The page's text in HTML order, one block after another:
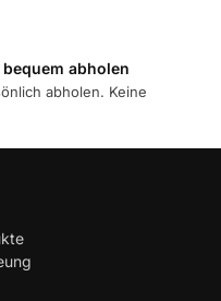
abholen
abholen. Keine